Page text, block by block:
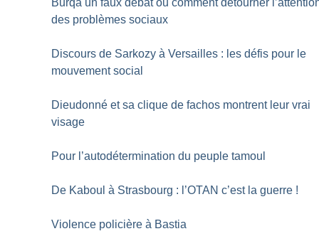
Burqa un faux débat ou comment détourner
des problèmes sociaux
Discours de Sarkozy à Versailles : les défis pour le
mouvement social
Dieudonné et sa clique de fachos montrent leur vrai
visage
Pour l’autodétermination du peuple tamoul
De Kaboul à Strasbourg : l’OTAN c’est la guerre !
Violence policière à Bastia